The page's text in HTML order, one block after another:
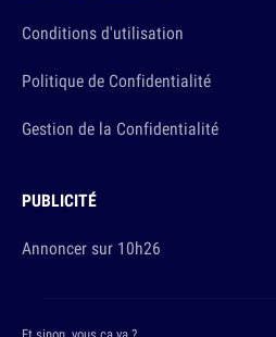
Conditions d'utilisation
Politique de Confidentialité
Gestion de la Confidentialité
PUBLICITÉ
Annoncer sur 10h26